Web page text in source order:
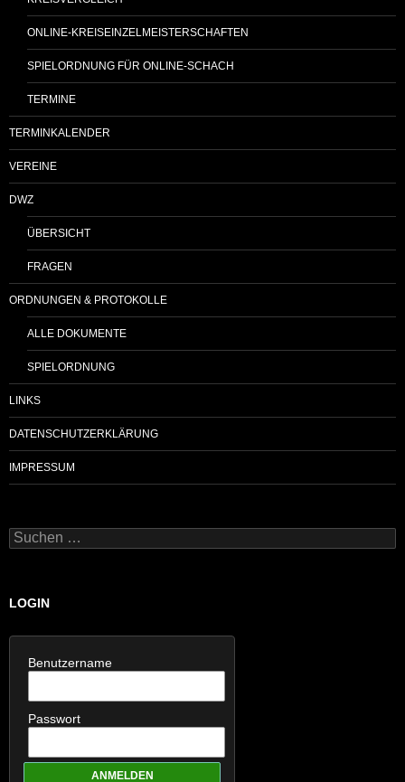
ONLINE-KREISEINZELMEISTERSCHAFTEN
SPIELORDNUNG FÜR ONLINE-SCHACH
TERMINE
TERMINKALENDER
VEREINE
DWZ
ÜBERSICHT
FRAGEN
ORDNUNGEN & PROTOKOLLE
ALLE DOKUMENTE
SPIELORDNUNG
LINKS
DATENSCHUTZERKLÄRUNG
IMPRESSUM
Suchen
nach:
LOGIN
Benutzername
Passwort